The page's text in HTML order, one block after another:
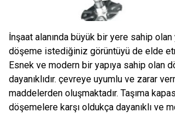
İnşaat alanında büyük bir yere sahip
döşeme istediğiniz görüntüyü de elde
Esnek ve modern bir yapıya sahip olan
dayanıklıdır. çevreye uyumlu ve zarar
maddelerden oluşmaktadır. Taşıma
döşemelere karşı oldukça dayanıklı ve